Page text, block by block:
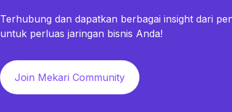
Terhubung dan dapatkan berbagai insight dari
untuk perluas jaringan bisnis Anda!
Join Mekari Community